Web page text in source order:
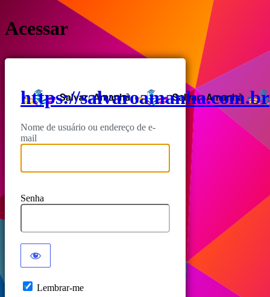
Acessar
https://salvaroamanha.com.br
Nome de usuário ou endereço de e-
mail
Senha
Lembrar-me